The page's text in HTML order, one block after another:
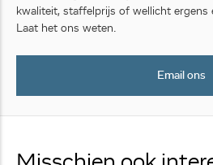
kwaliteit, staffelprijs of wellicht ergens
Laat het ons weten.
Email ons